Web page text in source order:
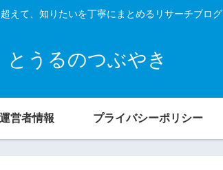
えて、知りたいを丁寧にまとめるリサーチブログ
とうるのつぶやき
運営者情報 プライバシーポリシー